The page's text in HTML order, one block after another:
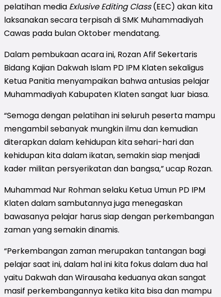
pelatihan media Exlusive Editing Class(EEC) akan kita
laksanakan secara terpisah di SMK Muhammadiyah
Cawas pada bulan Oktober mendatang.
Dalam pembukaan acara ini, Rozan Afif Sekertaris
Bidang Kajian Dakwah Islam PD IPM Klaten sekaligus
Ketua Panitia menyampaikan bahwa antusias pelajar
Muhammadiyah Kabupaten Klaten sangat luar biasa.
“Semoga dengan pelatihan ini seluruh peserta mampu
mengambil sebanyak mungkin ilmu dan kemudian
diterapkan dalam kehidupan kita sehari-hari dan
kehidupan kita dalam ikatan, semakin siap menjadi
kader militan persyerikatan dan bangsa,” ucap Rozan.
Muhammad Nur Rohman selaku Ketua Umun PD IPM
Klaten dalam sambutannya juga menegaskan
bawasanya pelajar harus siap dengan perkembangan
zaman yang semakin dinamis.
“Perkembangan zaman merupakan tantangan bagi
pelajar saat ini, dalam hal ini kita fokus dalam dua hal
yaitu Dakwah dan Wirausaha keduanya akan sangat
masif perkembangannya ketika kita bisa dan mampu